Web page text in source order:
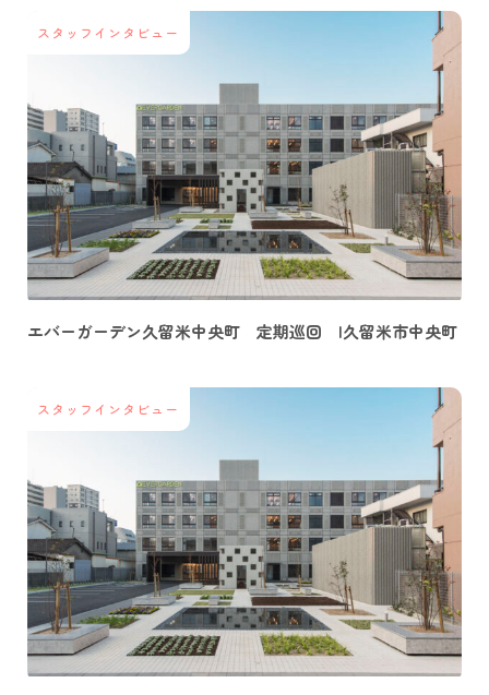
スタッフインタビュー
エバーガーデン久留米中央町 定期巡回 |久留米市中央町
スタッフインタビュー